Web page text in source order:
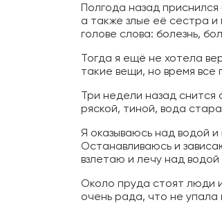
Полгода назад
а также злые её сестра и
голове слова: болезнь,
Тогда я ещё не хотела
такие вещи, но время все
Три недели назад снится
ряской, тиной, вода
Я оказываюсь над водой и
Останавливаюсь и
взлетаю и лечу над
Около пруда стоят люди
очень рада, что не упала